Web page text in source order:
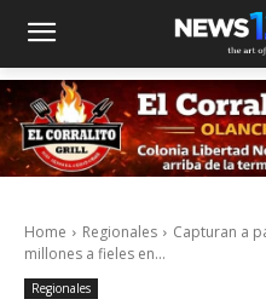
Home Regionales
Capturan a
millones a fieles en...
Regionales